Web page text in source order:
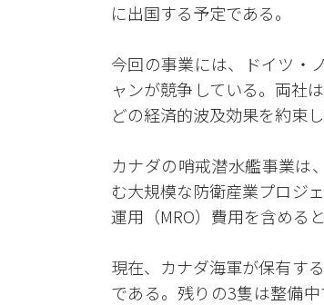
に出国する予定である。
今回の事業には、ドイツ・
ャンが競争している。両社
どの経済的波及効果を約束し
カナダの哨戒潜水艦事業は
む大規模な防衛産業プロジ
運用（MRO）費用を含める
現在、カナダ海軍が保有す
である。残りの3隻は整備